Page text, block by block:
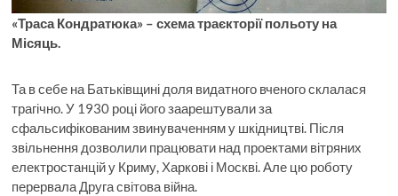
«Траса Кондратюка» – схема траєкторії польоту на
Місяць.
Та в себе на Батьківщині доля видатного вченого склалася
трагічно. У 1930 році його заарештували за
сфальсифікованим звинуваченням у шкідництві. Після
звільнення дозволили працювати над проектами вітряних
електростанцій у Криму, Харкові і Москві. Але цю роботу
перервала Друга світова війна.